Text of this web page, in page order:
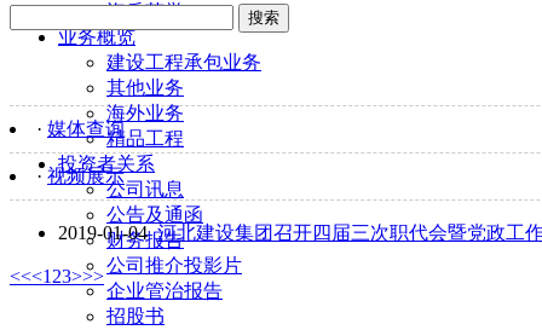
资质荣誉
业务概览
建设工程承包业务
其他业务
海外业务
精品工程
投资者关系
公司讯息
公告及通函
财务报告
公司推介投影片
企业管治报告
招股书
搜索
· 媒体查询
· 视频展示
2019-01-04 河北建设集团召开四届三次职代会暨党政工
<<<1 23>>>